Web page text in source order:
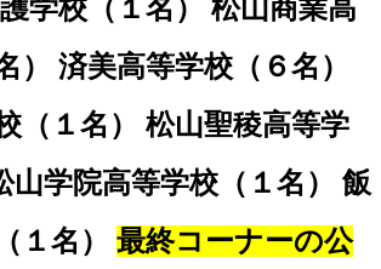
学校（１名） 松山商業高
） 済美高等学校（６名）
（１名） 松山聖稜高等学
山学院高等学校（１名） 飯
１名） 最終コーナーの公